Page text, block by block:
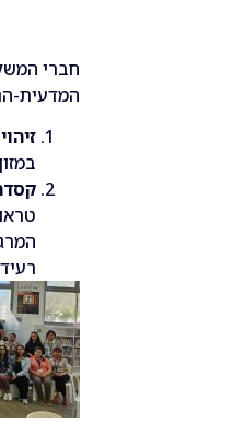
חברי
המדעית-